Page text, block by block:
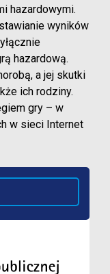
hazardowymi.
wyników
hazardową.
a jej skutki
ich rodziny.
gry – w
w sieci Internet